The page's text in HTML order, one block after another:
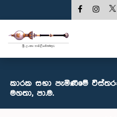
කාරක සභා පැමිණීමේ
මහතා, පා.ම.